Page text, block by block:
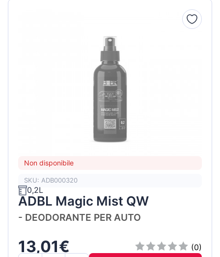
Non disponibile
SKU: ADB000320
0,2L
ADBL Magic Mist QW
- DEODORANTE PER AUTO
13,01€
(0)